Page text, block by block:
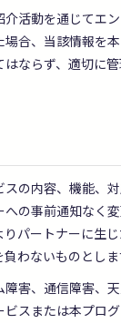
介活動を通じてエ
合、当該情報を
ならず、適切に
スの内容、機能、
の事前通知なく
りパートナーに生
わないものとしま
障害、通信障害、
ビスまたは本プロ